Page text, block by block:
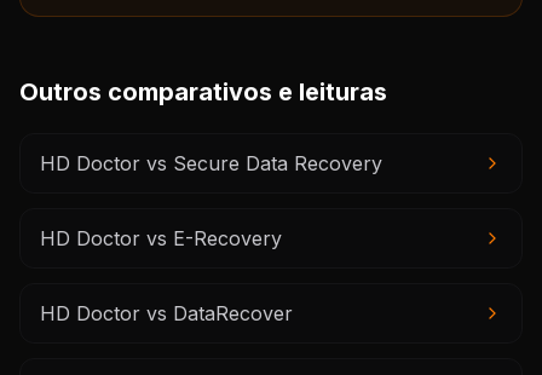
Outros comparativos e leituras
HD Doctor vs Secure Data Recovery
HD Doctor vs E-Recovery
HD Doctor vs DataRecover